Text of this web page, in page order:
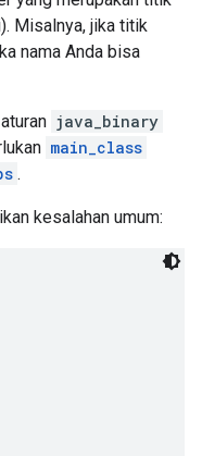
Misalnya, jika titik
nama Anda bisa
java_binary
main_class
.
kesalahan umum: